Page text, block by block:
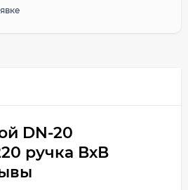
DN-20
ручка ВхВ